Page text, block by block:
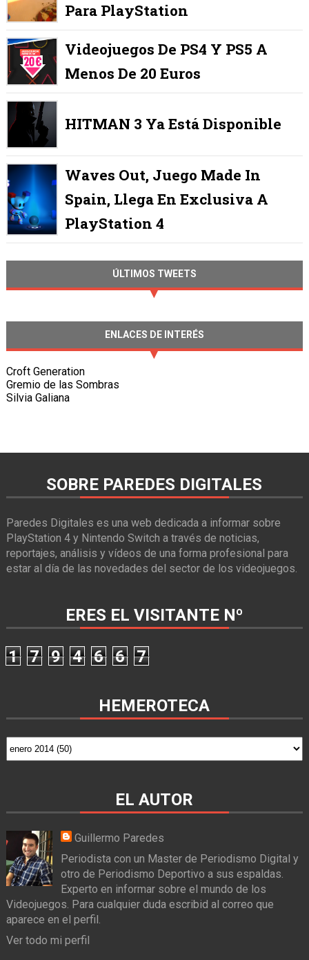
Para PlayStation
Videojuegos De PS4 Y PS5 A
Menos De 20 Euros
HITMAN 3 Ya Está Disponible
Waves Out, Juego Made In
Spain, Llega En Exclusiva A
PlayStation 4
ÚLTIMOS TWEETS
ENLACES DE INTERÉS
Croft Generation
Gremio de las Sombras
Silvia Galiana
SOBRE PAREDES DIGITALES
Paredes Digitales es una web dedicada a informar sobre
PlayStation 4 y Nintendo Switch a través de noticias,
reportajes, análisis y vídeos de una forma profesional para
estar al día de las novedades del sector de los videojuegos.
ERES EL VISITANTE Nº
1 7 9 4 6 6 7
HEMEROTECA
EL AUTOR
Guillermo Paredes
Periodista con un Master de Periodismo Digital y
otro de Periodismo Deportivo a sus espaldas.
Experto en informar sobre el mundo de los
Videojuegos. Para cualquier duda escribid al correo que
aparece en el perfil.
Ver todo mi perfil